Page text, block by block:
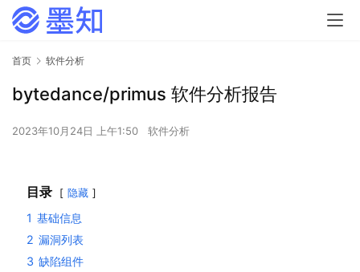
首页 软件分析
bytedance/primus 软件分析报告
2023年10月24日 上午1:50 软件分析
目录 隐藏
1 基础信息
2 漏洞列表
3 缺陷组件